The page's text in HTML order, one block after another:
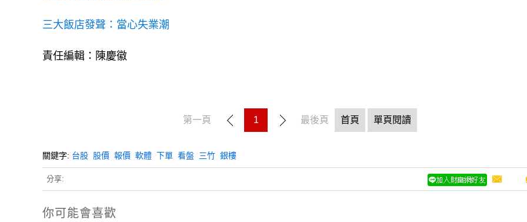
三大飯店發聲：當心失業潮
責任編輯：陳慶徽
第一頁 1 最後頁 首頁 單頁閱讀
關鍵字: 台股 股價 報價 軟體 下單 看盤 三竹 銀樓
分享:
你可能會喜歡